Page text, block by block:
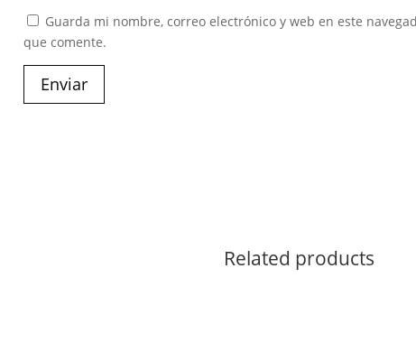
Guarda mi nombre, correo electrónico y web en este
que comente.
Enviar
Related products